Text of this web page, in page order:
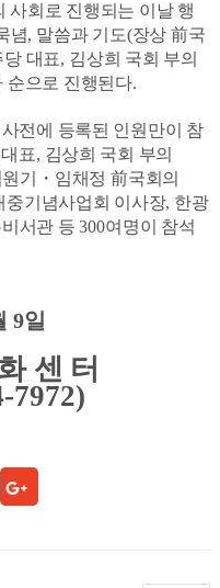
사회로 진행되는 이날 행
념, 말씀과 기도(장상 前국
대표, 김상희 국회 부의
순으로 진행된다.
전에 등록된 인원만이 참
표, 김상희 국회 부의
기 ・ 임채정 前국회의
중기념사업회 이사장, 한광
비서관 등300여명이 참석
9일
센 터
7972)